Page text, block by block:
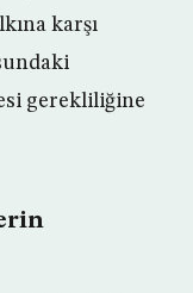
karşı
gerekliliğine